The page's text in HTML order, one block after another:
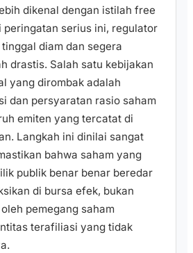
dikenal dengan istilah free
serius ini, regulator
diam dan segera
drastis. Salah satu kebijakan
yang dirombak adalah
dan persyaratan rasio saham
emiten yang tercatat di
Langkah ini dinilai sangat
bahwa saham yang
publik benar benar beredar
di bursa efek, bukan
pemegang saham
terafiliasi yang tidak